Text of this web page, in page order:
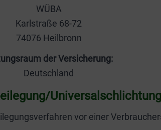
WÜBA
Karlstraße 68-72
74076 Heilbronn
der Versicherung:
Deutschland
vor einer